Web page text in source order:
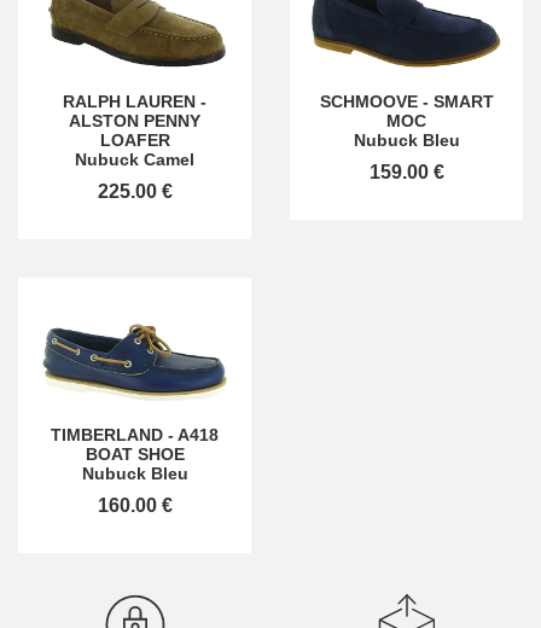
RALPH LAUREN -
ALSTON PENNY
LOAFER
Nubuck Camel
225.00 €
SCHMOOVE- SMART
MOC
Nubuck Bleu
159.00 €
TIMBERLAND - A418
BOAT SHOE
Nubuck Bleu
160.00 €